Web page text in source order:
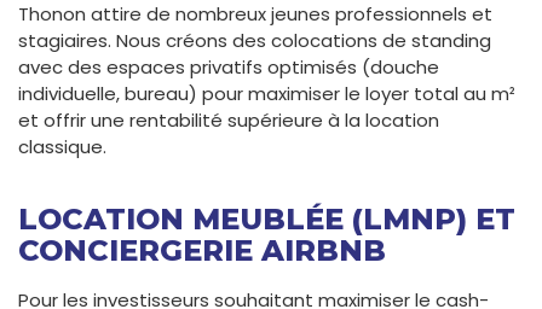
Thonon attire de nombreux jeunes professionnels et
stagiaires. Nous créons des colocations de standing
avec des espaces privatifs optimisés (douche
individuelle, bureau) pour maximiser le loyer total au m²
et offrir une rentabilité supérieure à la location
classique.
LOCATION MEUBLÉE (LMNP) ET
CONCIERGERIE AIRBNB
Pour les investisseurs souhaitant maximiser le cash-